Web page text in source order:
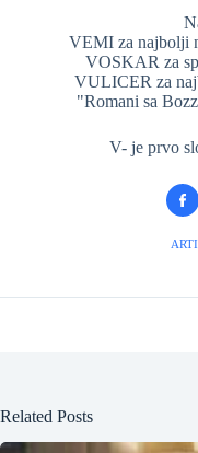
VEMI za najbolji
VOSKAR za
VULICER za
"Romani sa
V- je prvo
Related Posts